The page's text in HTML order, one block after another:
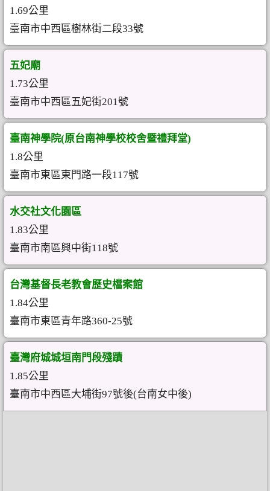
1.69公里
臺南市中西區樹林街二段33號
五妃廟
1.73公里
臺南市中西區五妃街201號
臺南神學院(原台南神學校校舍暨禮拜堂)
1.8公里
臺南市東區東門路一段117號
水交社文化園區
1.83公里
臺南市南區興中街118號
台灣基督長老教會歷史檔案館
1.84公里
臺南市東區青年路360-25號
臺灣府城城垣南門段殘蹟
1.85公里
臺南市中西區大埔街97號後(台南女中後)